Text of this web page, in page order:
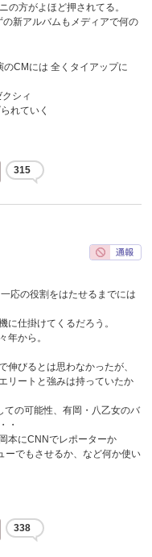
の方がよほど押されてる。
新アルバムもメディアで何の
CMには 全くタイアップに
シィ
れていく
315
応の役割をはたせるまでには
に仕掛けてくるだろう。
年から。
伸びるとは思わなかったが、
リートと強みは持っていたか
の可能性、有岡・八乙女のバ
・
本にCNNでレポーターか
ーでもさせるか、など何か使い
338